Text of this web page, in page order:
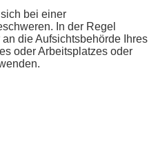
bei einer
In der Regel
die Aufsichtsbehörde Ihres
oder Arbeitsplatzes oder